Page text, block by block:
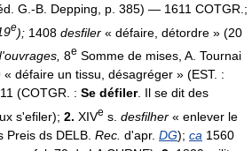
G.-B. Depping, p. 385) — 1611 COTGR.;
e); 1408 desfiler « défaire, détordre » (20
8e Somme de mises, A. Tournai
« défaire un tissu, désagréger » (EST. :
(COTGR. : Se défiler. Il se dit des
s'efiler); 2. XIVe s. desfilher « enlever le
ds DELB. Rec. d'apr. DG); ca 1560